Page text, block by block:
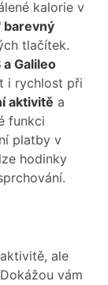
kalorie v
barevný
tlačítek.
a Galileo
i rychlost při
aktivitě a
funkci
platby v
lze hodinky
ale
vám